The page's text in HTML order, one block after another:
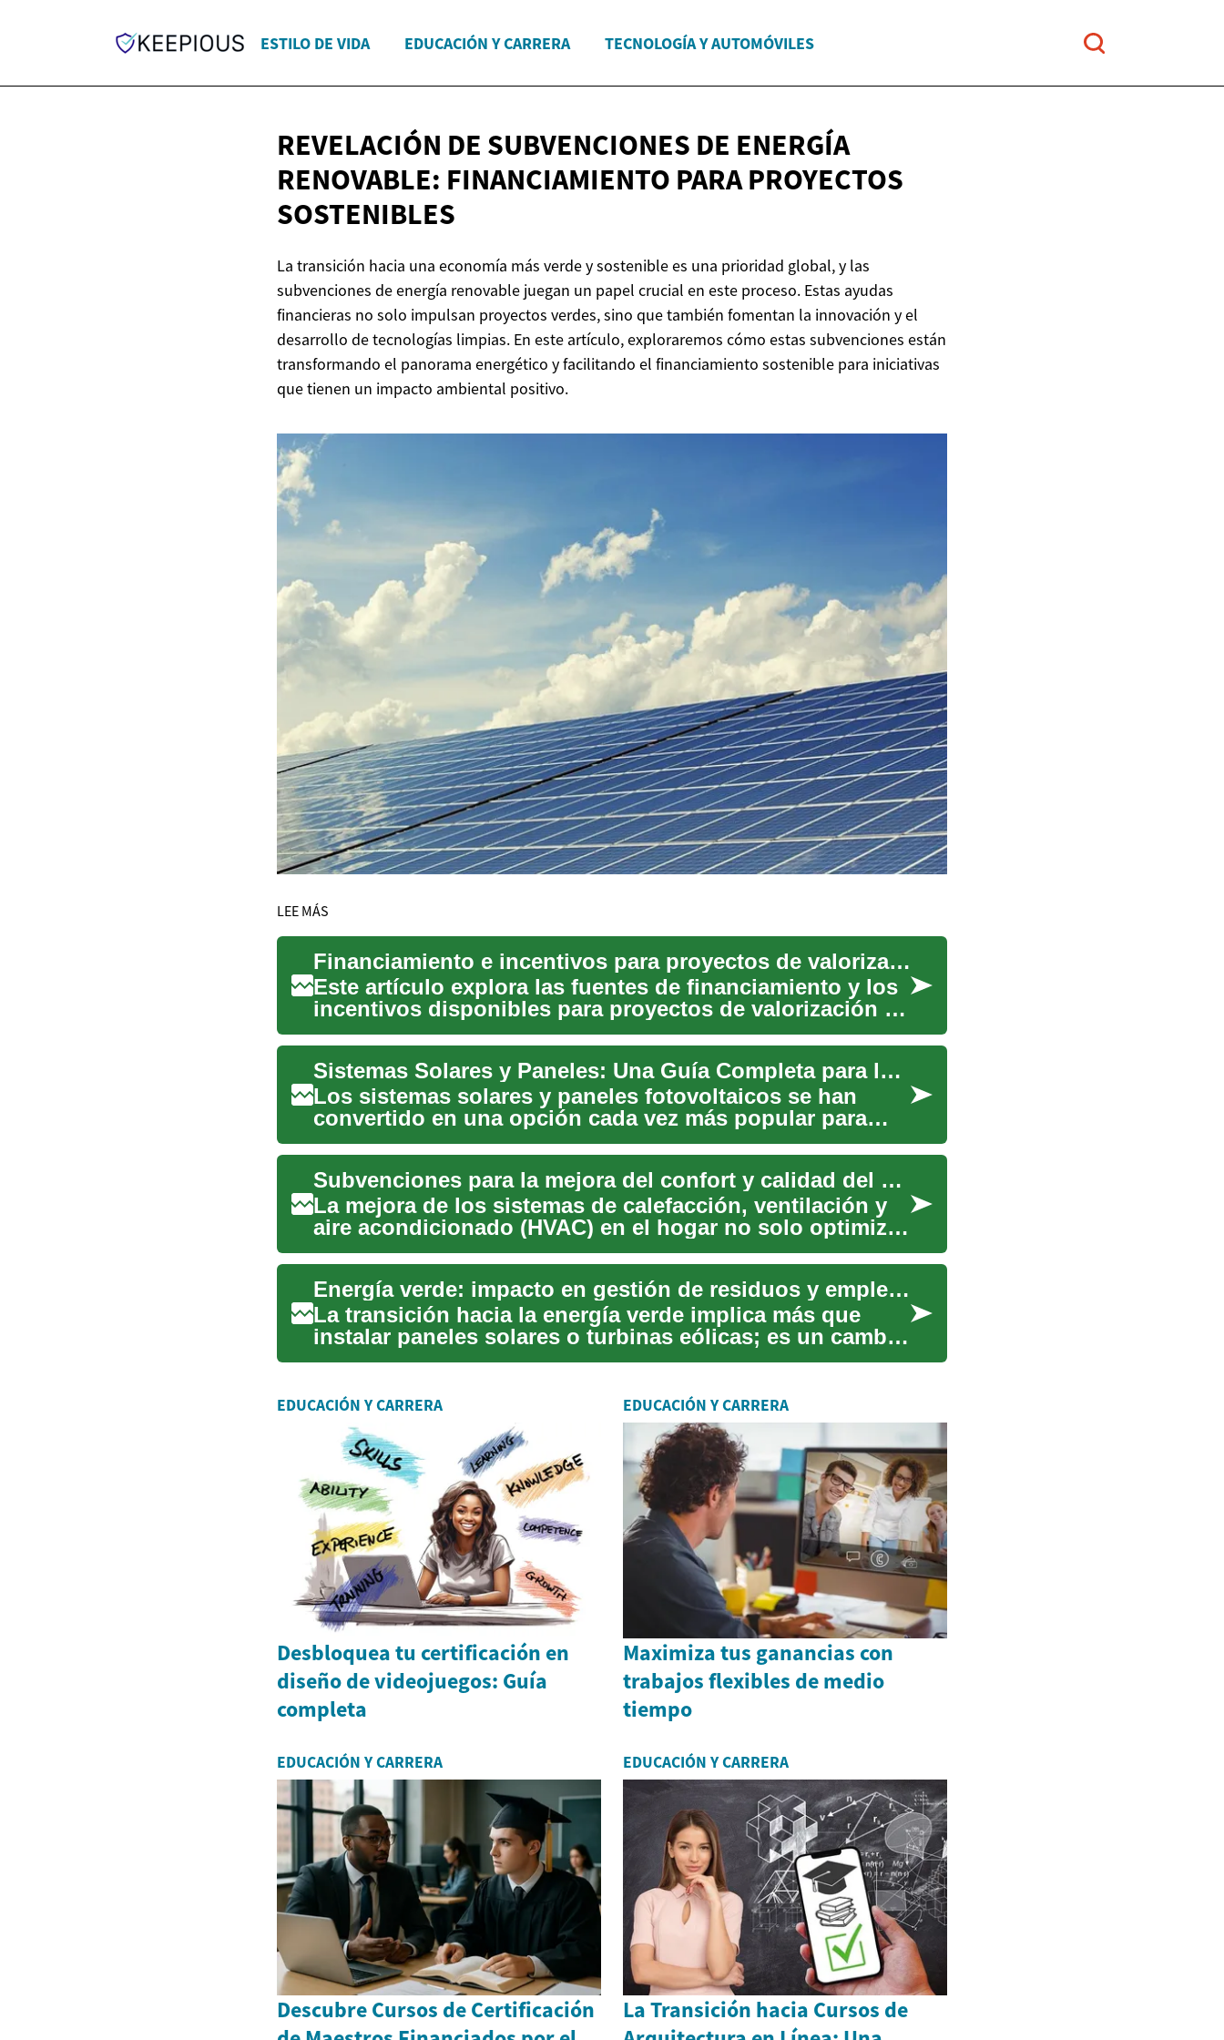
ESTILO DE VIDA EDUCACIÓN Y CARRERA TECNOLOGÍA Y AUTOMÓVILES
REVELACIÓN DE SUBVENCIONES DE ENERGÍA
RENOVABLE: FINANCIAMIENTO PARAPROYECTOS
SOSTENIBLES
La transición hacia una economía más verde y sostenible es una prioridad global, y las
subvenciones de energía renovable juegan un papel crucial en este proceso. Estas ayudas
financieras no solo impulsan proyectos verdes, sino que también fomentan la innovación y el
desarrollo de tecnologías limpias. En este artículo, exploraremos cómo estas subvenciones están
transformando el panorama energético y facilitando el financiamiento sostenible para iniciativas
que tienen un impacto ambiental positivo.
LEE MÁS
Financiamiento e incentivos para proyectos de valorización de residuos
Este artículo explora las fuentes de financiamiento y los
incentivos disponibles para proyectos de valorización de
re...
Sistemas Solares y Paneles: Una Guía Completa para la Energía Renovable
Los sistemas solares y paneles fotovoltaicos se han
convertido en una opción cada vez más popular para
quienes buscan...
Subvenciones para la mejora del confort y calidad del aire
La mejora de los sistemas de calefacción, ventilación y
aire acondicionado (HVAC) en el hogar no solo optimiza
el con...
Energía verde: impacto en gestión de residuos y empleo sostenible
La transición hacia la energía verde implica más que
instalar paneles solares o turbinas eólicas; es un cambio
sistém...
EDUCACIÓN Y CARRERA
Desbloquea tu certificación en
diseño de videojuegos: Guía
completa
EDUCACIÓN Y CARRERA
Maximiza tus ganancias con
trabajos flexibles de medio
tiempo
EDUCACIÓN Y CARRERA
Descubre Cursos de Certificación
EDUCACIÓN Y CARRERA
La Transición hacia Cursos de